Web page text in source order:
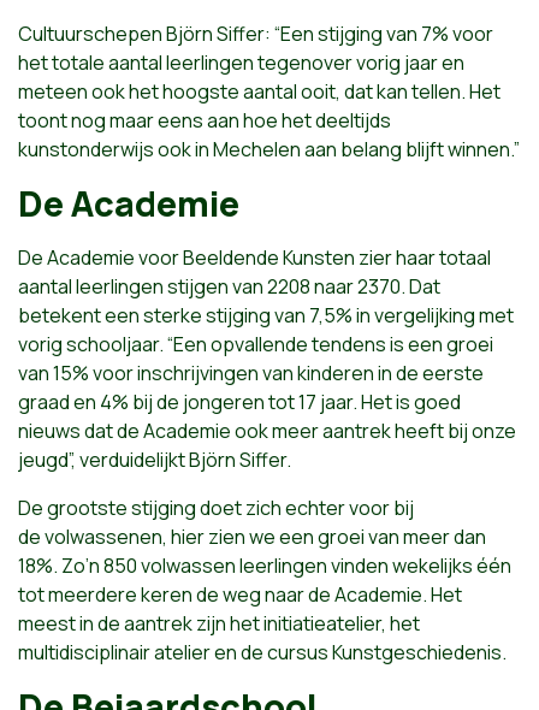
Cultuurschepen Björn Siffer: “Een stijging van 7% voor
het totale aantal leerlingen tegenover vorig jaar en
meteen ook het hoogste aantal ooit, dat kan tellen. Het
toont nog maar eens aan hoe het deeltijds
kunstonderwijs ook in Mechelen aan belang blijft winnen.”
De Academie
De Academie voor Beeldende Kunsten zier haar totaal
aantal leerlingen stijgen van 2208 naar 2370. Dat
betekent een sterke stijging van 7,5% in vergelijking met
vorig schooljaar. “Een opvallende tendens is een groei
van 15% voor inschrijvingen van kinderen in de eerste
graad en 4% bij de jongeren tot 17 jaar. Het is goed
nieuws dat de Academie ook meer aantrek heeft bij onze
jeugd”, verduidelijkt Björn Siffer.
De grootste stijging doet zich echter voor bij
de volwassenen, hier zien we een groei van meer dan
18%. Zo’n 850 volwassen leerlingen vinden wekelijks één
tot meerdere keren de weg naar de Academie. Het
meest in de aantrek zijn het initiatieatelier, het
multidisciplinair atelier en de cursus Kunstgeschiedenis.